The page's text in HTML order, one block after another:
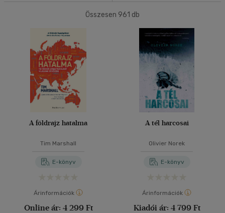
500 Ft alatt
500 Ft - 2500 Ft
2500 Ft - 4500 Ft
4500 Ft felett
Korosztály szerint
Gyermek(2)
mind
(1)
(894)
Összesen 961 db
A földrajz hatalma
Tim Marshall
E-könyv
Árinformációk
Online ár: 4 299 Ft
A tél harcosai
Olivier Norek
E-könyv
Árinformációk
Kiadói ár: 4 799 Ft